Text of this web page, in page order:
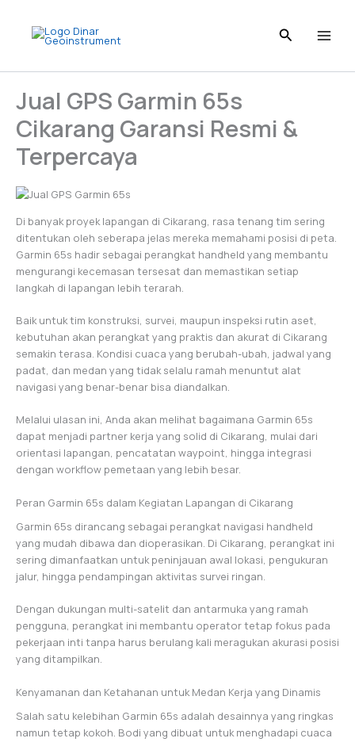
content
Jual GPS Garmin 65s
Cikarang Garansi Resmi &
Terpercaya
Di banyak proyek lapangan di Cikarang, rasa tenang tim sering
ditentukan oleh seberapa jelas mereka memahami posisi di peta.
Garmin 65s hadir sebagai perangkat handheld yang membantu
mengurangi kecemasan tersesat dan memastikan setiap
langkah di lapangan lebih terarah.
Baik untuk tim konstruksi, survei, maupun inspeksi rutin aset,
kebutuhan akan perangkat yang praktis dan akurat di Cikarang
semakin terasa. Kondisi cuaca yang berubah-ubah, jadwal yang
padat, dan medan yang tidak selalu ramah menuntut alat
navigasi yang benar-benar bisa diandalkan.
Melalui ulasan ini, Anda akan melihat bagaimana Garmin 65s
dapat menjadi partner kerja yang solid di Cikarang, mulai dari
orientasi lapangan, pencatatan waypoint, hingga integrasi
dengan workflow pemetaan yang lebih besar.
Peran Garmin 65s dalam Kegiatan Lapangan di Cikarang
Garmin 65s dirancang sebagai perangkat navigasi handheld
yang mudah dibawa dan dioperasikan. Di Cikarang, perangkat ini
sering dimanfaatkan untuk peninjauan awal lokasi, pengukuran
jalur, hingga pendampingan aktivitas survei ringan.
Dengan dukungan multi-satelit dan antarmuka yang ramah
pengguna, perangkat ini membantu operator tetap fokus pada
pekerjaan inti tanpa harus berulang kali meragukan akurasi posisi
yang ditampilkan.
Kenyamanan dan Ketahanan untuk Medan Kerja yang Dinamis
Salah satu kelebihan Garmin 65s adalah desainnya yang ringkas
namun tetap kokoh. Bodi yang dibuat untuk menghadapi cuaca